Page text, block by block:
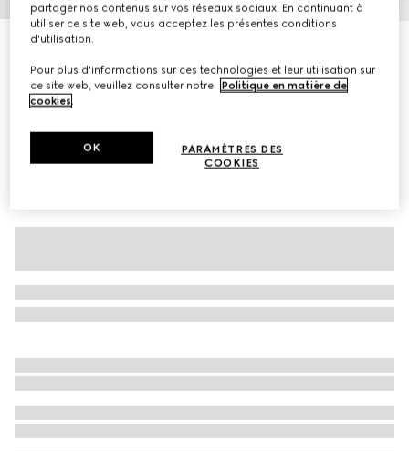
Screener version mule pour femme
€ 595
Déclinaisonscuir beige
partager nos contenus sur vos réseaux sociaux. En continuant à
utiliser ce site web, vous acceptez les présentes conditions
d'utilisation.
Pour plus d'informations sur ces technologies et leur utilisation sur
ce site web, veuillez consulter notre
Politique en matière de
cookies.
PARAMÈTRES DES
COOKIES
OK